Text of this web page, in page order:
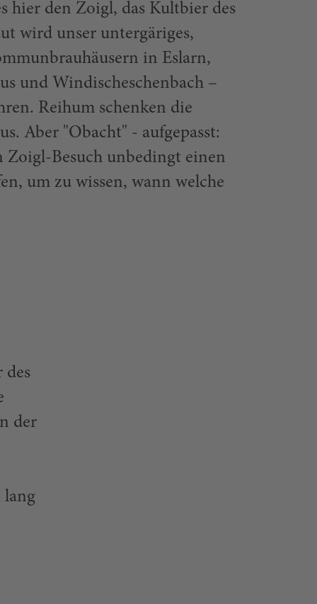
hier den Zoigl, das Kultbier des
wird unser untergäriges,
in Eslarn,
und Windischeschenbach –
Reihum schenken die
Aber "Obacht" - aufgepasst:
Zoigl-Besuch unbedingt einen
um zu wissen, wann welche
des
der
lang